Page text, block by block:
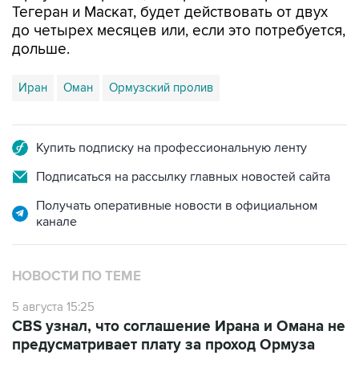
Тегеран и Маскат, будет действовать от двух
до четырех месяцев или, если это потребуется,
дольше.
Иран Оман Ормузский пролив
Купить подписку на профессиональную ленту
Подписаться на рассылку главных новостей сайта
Получать оперативные новости в официальном
канале
НОВОСТИ ПО ТЕМЕ
5 августа 15:25
CBS узнал, что соглашение Ирана и Омана не
предусматривает плату за проход Ормуза